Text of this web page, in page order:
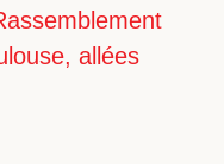
allées